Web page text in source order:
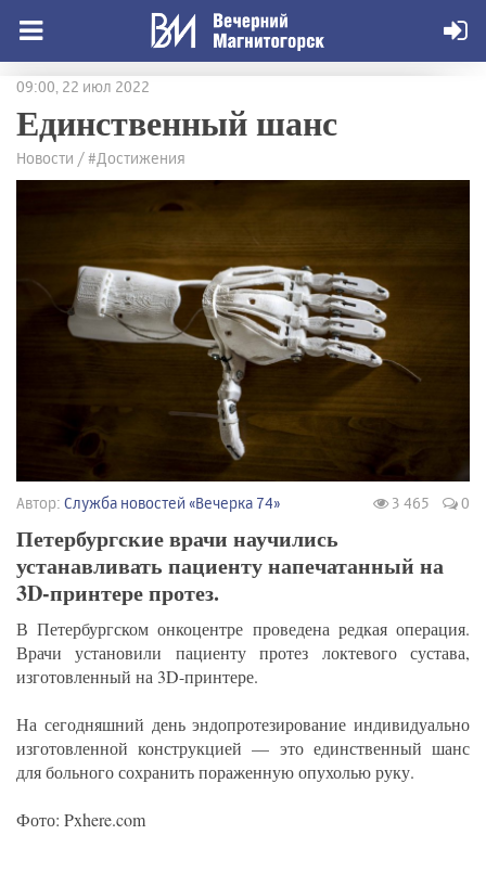
09:00, 22 июл 2022
Единственный шанс
Новости / #Достижения
Автор: Служба новостей «Вечерка 74» 3 465 0
Петербургские врачи научились
устанавливать пациенту напечатанный на
3D-принтере протез.
В Петербургском онкоцентре проведена редкая операция.
Врачи установили пациенту протез локтевого сустава,
изготовленный на 3D-принтере.
На сегодняшний день эндопротезирование индивидуально
изготовленной конструкцией — это единственный шанс
для больного сохранить пораженную опухолью руку.
Фото: Pxhere.com